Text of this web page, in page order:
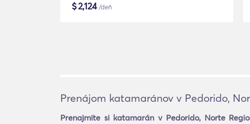
$2,124/deň
Prenájom katamaránov v Pedorido,
Prenajmite si katamarán v Pedorido, Norte